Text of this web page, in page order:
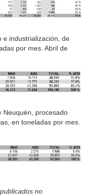
e industrialización, de
por mes. Abril de
Neuquén, procesado
en toneladas por mes.
no